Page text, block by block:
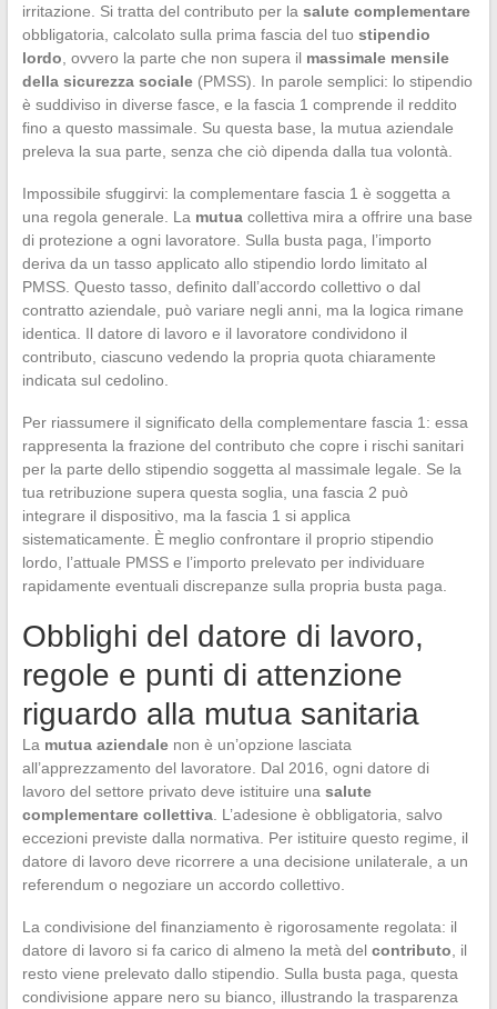
irritazione. Si tratta del contributo per la salute complementare
obbligatoria, calcolato sulla prima fascia del tuo stipendio
lordo , ovvero la parte che non supera il massimale mensile
della sicurezza sociale(PMSS). In parole semplici: lo stipendio
è suddiviso in diverse fasce, e la fascia 1 comprende il reddito
fino a questo massimale. Su questa base, la mutua aziendale
preleva la sua parte, senza che ciò dipenda dalla tua volontà.
Impossibile sfuggirvi: la complementare fascia 1 è soggetta a
una regola generale. La mutuacollettiva mira a offrire una base
di protezione a ogni lavoratore. Sulla busta paga, l’importo
deriva da un tasso applicato allo stipendio lordo limitato al
PMSS. Questo tasso, definito dall’accordo collettivo o dal
contratto aziendale, può variare negli anni, ma la logica rimane
identica. Il datore di lavoro e il lavoratore condividono il
contributo, ciascuno vedendo la propria quota chiaramente
indicata sul cedolino.
Per riassumere il significato della complementare fascia 1: essa
rappresenta la frazione del contributo che copre i rischi sanitari
per la parte dello stipendio soggetta al massimale legale. Se la
tua retribuzione supera questa soglia, una fascia 2 può
integrare il dispositivo, ma la fascia 1 si applica
sistematicamente. È meglio confrontare il proprio stipendio
lordo, l’attuale PMSS e l’importo prelevato per individuare
rapidamente eventuali discrepanze sulla propria busta paga.
Obblighi del datore di lavoro,
regole e punti di attenzione
riguardo alla mutua sanitaria
La mutua aziendalenon è un’opzione lasciata
all’apprezzamento del lavoratore. Dal 2016, ogni datore di
lavoro del settore privato deve istituire una salute
complementare collettiva. L’adesione è obbligatoria, salvo
eccezioni previste dalla normativa. Per istituire questo regime, il
datore di lavoro deve ricorrere a una decisione unilaterale, a un
referendum o negoziare un accordo collettivo.
La condivisione del finanziamento è rigorosamente regolata: il
datore di lavoro si fa carico di almeno la metà del contributo , il
resto viene prelevato dallo stipendio. Sulla busta paga, questa
condivisione appare nero su bianco, illustrando la trasparenza